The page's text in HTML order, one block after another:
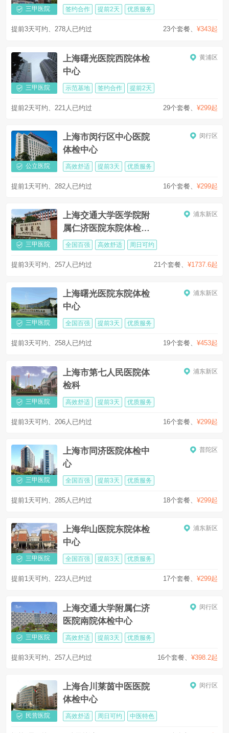
三甲医院
体检中心
签约合作 提前2天 优质服务
23个套餐、 ¥343起
提前3天可约、278人已约过
三甲医院
上海曙光医院西院体检
中心
黄浦区
示范基地 签约合作 提前2天
29个套餐 ¥299起
提前2天可约、221人已约过
公立医院
上海市闵行区中心医院
体检中心
闵行区
高效舒适 提前3天 优质服务
16个套餐 ¥299起
提前1天可约、282人已约过
三甲医院
上海交通大学医学院附
属仁济医院东院体检中
心
浦东新区
全国百强 高效舒适 周日可约
21个套餐、 ¥1737.6起
提前3天可约、257人已约过
三甲医院
上海曙光医院东院体检
中心
浦东新区
全国百强 提前3天 优质服务
19个套餐、 ¥453起
提前3天可约、258人已约过
三甲医院
上海市第七人民医院体
检科
浦东新区
高效舒适 提前3天 优质服务
16个套餐 ¥299起
提前3天可约、206人已约过
三甲医院
上海市同济医院体检中
心
普陀区
全国百强 提前3天 优质服务
18个套餐、 ¥299起
提前1天可约、285人已约过
三甲医院
上海华山医院东院体检
中心
浦东新区
全国百强 提前3天 优质服务
17个套餐、 ¥299起
提前1天可约、223人已约过
三甲医院
上海交通大学附属仁济
医院南院体检中心
闵行区
高效舒适 提前3天 优质服务
16个套餐 ¥398.2起
提前3天可约、257人已约过
民营医院
上海合川莱茵中医医院
体检中心
闵行区
高效舒适 周日可约 中医特色